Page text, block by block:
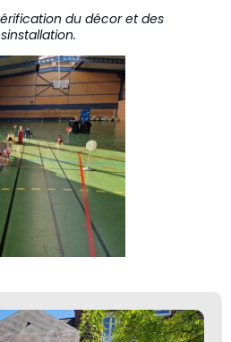
du décor et des